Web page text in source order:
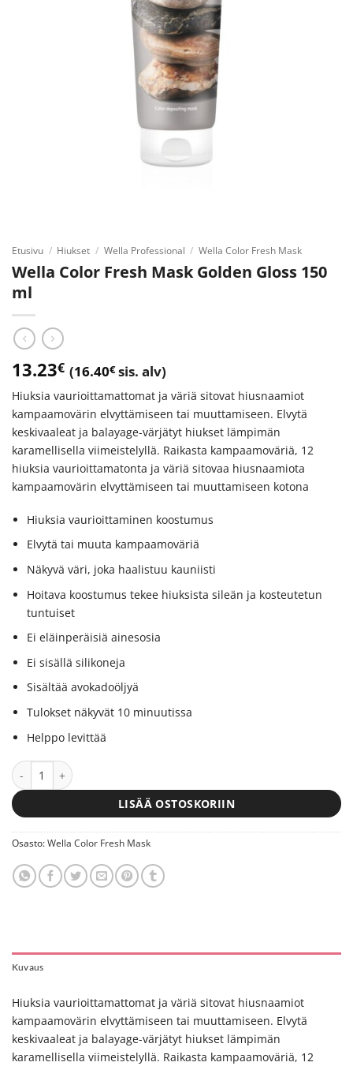
Etusivu / Hiukset / Wella Professional / Wella Color Fresh Mask
Wella Color Fresh Mask Golden Gloss 150
ml
13.23€ (16.40€sis. alv)
Hiuksia vaurioittamattomat ja väriä sitovat hiusnaamiot
kampaamovärin elvyttämiseen tai muuttamiseen. Elvytä
keskivaaleat ja balayage-värjätyt hiukset lämpimän
karamellisella viimeistelyllä. Raikasta kampaamoväriä, 12
hiuksia vaurioittamatonta ja väriä sitovaa hiusnaamiota
kampaamovärin elvyttämiseen tai muuttamiseen kotona
Hiuksia vaurioittaminen koostumus
Elvytä tai muuta kampaamoväriä
Näkyvä väri, joka haalistuu kauniisti
Hoitava koostumus tekee hiuksista sileän ja kosteutetun
tuntuiset
Ei eläinperäisiä ainesosia
Ei sisällä silikoneja
Sisältää avokadoöljyä
Tulokset näkyvät 10 minuutissa
Helppo levittää
Wella Color Fresh Mask Golden Gloss 150 ml määrä
LISÄÄ OSTOSKORIIN
Osasto: Wella Color Fresh Mask
Kuvaus
Hiuksia vaurioittamattomat ja väriä sitovat hiusnaamiot
kampaamovärin elvyttämiseen tai muuttamiseen. Elvytä
keskivaaleat ja balayage-värjätyt hiukset lämpimän
karamellisella viimeistelyllä. Raikasta kampaamoväriä, 12